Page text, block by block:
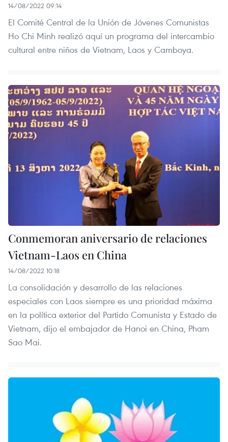
14/08/2022 09:14
El Comité Central de la Unión de Jóvenes Comunistas
Ho Chi Minh realizó aquí un programa del intercambio
cultural entre niños de Vietnam, Laos y Camboya.
Conmemoran aniversario de relaciones
Vietnam-Laos en China
14/08/2022 10:18
La consolidación y desarrollo de las relaciones
especiales con Laos siempre es una prioridad máxima
en la política exterior del Partido Comunista y Estado de
Vietnam, dijo el embajador de Hanoi en China, Pham
Sao Mai.